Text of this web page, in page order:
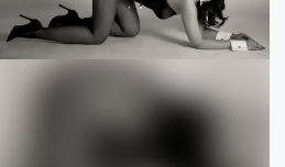
映像・映画
ビジネス・起業